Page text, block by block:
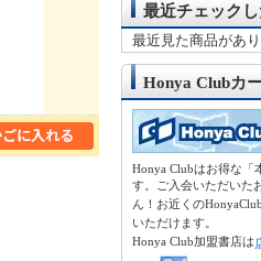
最近チェック
最近見た商品があり
Honya Clubカ
Honya Clubはお得な「
す。ご入会いただいた
ん！お近くの
いただけます。
Honya Club加盟書店は